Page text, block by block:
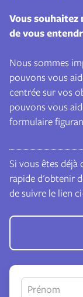
Vous souhaitez
de vous
Nous sommes
pouvons vous
centrée sur vos
pouvons vous
formulaire
Si vous êtes déjà
rapide d'obtenir
de suivre le lien